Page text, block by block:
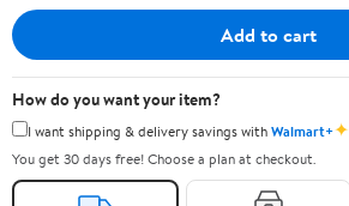
Add to cart
How do you want your item?
I want shipping & delivery savings withWalmart+✦
You get 30 days free! Choose a plan at checkout.